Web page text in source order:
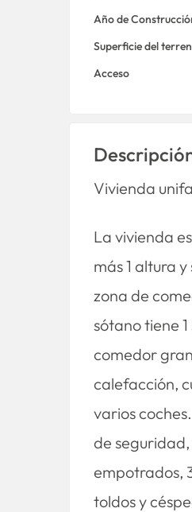
Año de
Superficie del
Acceso
Vivienda
La vivienda
más 1 altura
zona de
sótano tiene
comedor
calefacción,
varios
de
empotrados,
toldos y